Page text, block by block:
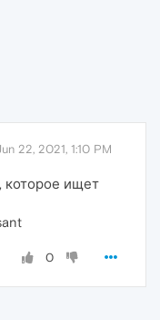
22, 2021, 1:10 PM
которое ищет
0